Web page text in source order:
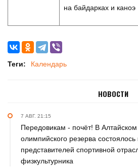
на байдарках и каноэ
Теги: Календарь
НОВОСТИ
7 АВГ. 21:15
Передовикам - почёт! В
олимпийского резерва
представителей спортивной
физкультурника